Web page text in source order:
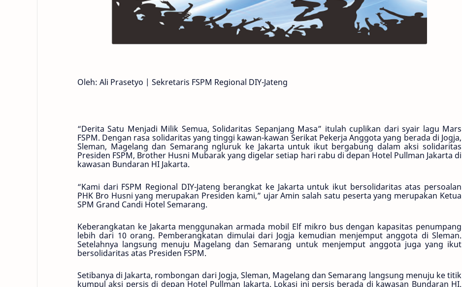
Oleh: Ali Prasetyo | Sekretaris FSPM Regional DIY-Jateng
“Derita Satu Menjadi Milik Semua, Solidaritas Sepanjang Masa” itulah cuplikan dari syair lagu Mars
FSPM. Dengan rasa solidaritas yang tinggi kawan-kawan Serikat Pekerja Anggota yang berada di Jogja,
Sleman, Magelang dan Semarang ngluruk ke Jakarta untuk ikut bergabung dalam aksi solidaritas
Presiden FSPM, Brother Husni Mubarak yang digelar setiap hari rabu di depan Hotel Pullman Jakarta di
kawasan Bundaran HI Jakarta.
“Kami dari FSPM Regional DIY-Jateng berangkat ke Jakarta untuk ikut bersolidaritas atas persoalan
PHK Bro Husni yang merupakan Presiden kami,” ujar Amin salah satu peserta yang merupakan Ketua
SPM Grand Candi Hotel Semarang.
Keberangkatan ke Jakarta menggunakan armada mobil Elf mikro bus dengan kapasitas penumpang
lebih dari 10 orang. Pemberangkatan dimulai dari Jogja kemudian menjemput anggota di Sleman.
Setelahnya langsung menuju Magelang dan Semarang untuk menjemput anggota juga yang ikut
bersolidaritas atas Presiden FSPM.
Setibanya di Jakarta, rombongan dari Jogja, Sleman, Magelang dan Semarang langsung menuju ke titik
kumpul aksi persis di depan Hotel Pullman Jakarta. Lokasi ini persis berada di kawasan Bundaran HI.